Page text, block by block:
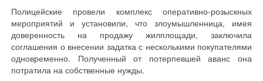
Полицейские провели комплекс оперативно-розыскных
мероприятий и установили, что злоумышленница, имея
доверенность на продажу жилплощади, заключила
соглашения о внесении задатка с несколькими покупателями
одновременно. Полученный от потерпевшей аванс она
потратила на собственные нужды.